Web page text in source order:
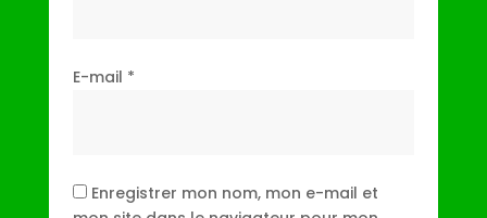
E-mail *
Enregistrer mon nom, mon e-mail et